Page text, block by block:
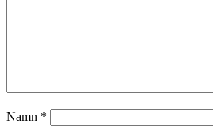
Namn *